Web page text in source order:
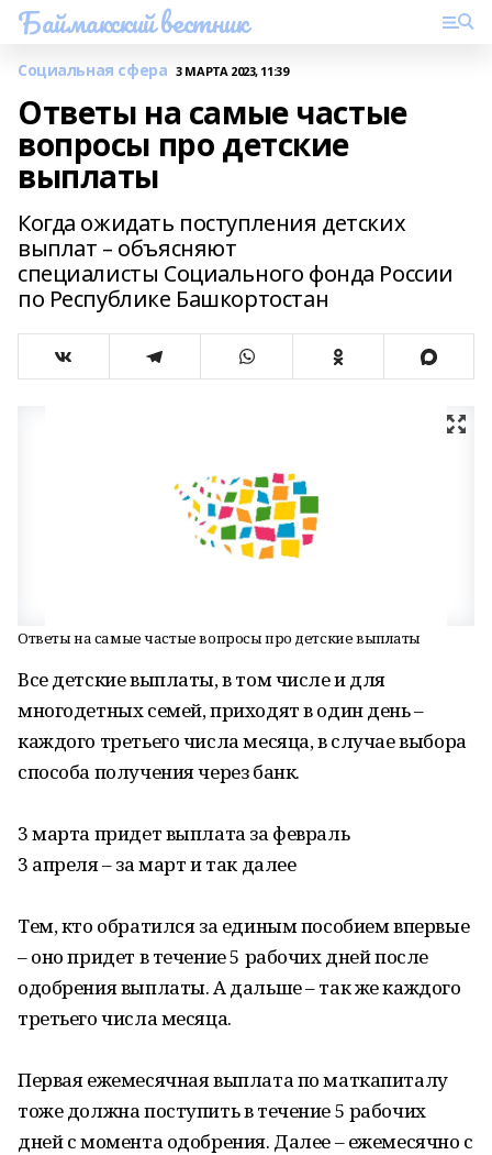
Баймакский вестник
Социальная сфера 3 МАРТА 2023, 11:39
Ответы на самые частые
вопросы про детские
выплаты
Когда ожидать поступления детских
выплат – объясняют
специалисты Социального фонда России
по Республике Башкортостан
Ответы на самые частые вопросы про детские выплаты
Все детские выплаты, в том числе и для
многодетных семей, приходят в один день –
каждого третьего числа месяца, в случае выбора
способа получения через банк.
3 марта придет выплата за февраль
3 апреля – за март и так далее
Тем, кто обратился за единым пособием впервые
– оно придет в течение 5 рабочих дней после
одобрения выплаты. А дальше – так же каждого
третьего числа месяца.
Первая ежемесячная выплата по маткапиталу
тоже должна поступить в течение 5 рабочих
дней с момента одобрения. Далее – ежемесячно с